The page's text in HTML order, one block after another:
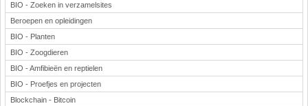
BIO - Zoeken in verzamelsites
Beroepen en opleidingen
BIO - Planten
BIO - Zoogdieren
BIO - Amfibieën en reptielen
BIO - Proefjes en projecten
Blockchain - Bitcoin